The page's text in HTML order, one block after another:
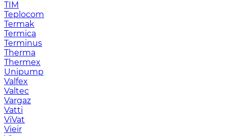
TIM
Teplocom
Termak
Termica
Terminus
Therma
Thermex
Unipump
Valfex
Valtec
Vargaz
Vatti
ViVat
Vieir